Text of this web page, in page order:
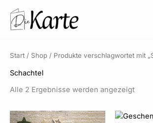
Inhalt
springen
Start / Shop / Produkte verschlagwortet mit
Schachtel
Alle 2 Ergebnisse werden angezeigt